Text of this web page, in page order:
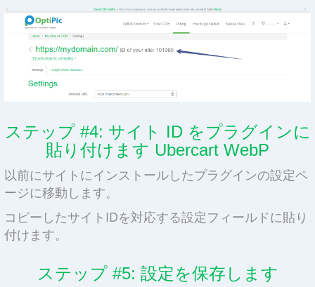
ステップ #4: サイト ID をプラグインに
貼り付けます Ubercart WebP
以前にサイトにインストールしたプラグインの設定ペ
ージに移動します。
コピーしたサイトIDを対応する設定フィールドに貼り
付けます。
ステップ #5: 設定を保存します